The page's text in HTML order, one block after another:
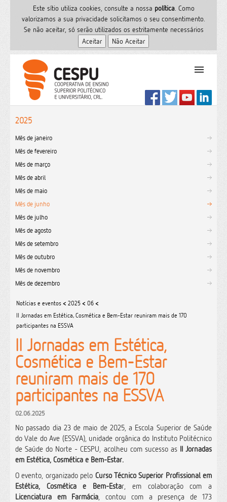
Este sítio utiliza cookies, consulte a nossa polí­tica. Como
valorizamos a sua privacidade solicitamos o seu consentimento.
Se não aceitar, só serão utilizados os estritamente necessários
PT
Início
Formação
CESPU
Sites do grupo
Utilizador
Contactos
2025
Mês de janeiro
Mês de fevereiro
Mês de março
Mês de abril
Mês de maio
Mês de junho
Mês de julho
Mês de agosto
Mês de setembro
Mês de outubro
Mês de novembro
Mês de dezembro
Notícias e eventos < 2025 < 06 <
II Jornadas em Estética, Cosmética e Bem-Estar reuniram mais de 170
participantes na ESSVA
II Jornadas em Estética,
Cosmética e Bem-Estar
reuniram mais de 170
participantes na ESSVA
02.06.2025
No passado dia 23 de maio de 2025, a Escola Superior de Saúde
do Vale do Ave (ESSVA), unidade orgânica do Instituto Politécnico
de Saúde do Norte - CESPU, acolheu com sucesso as II Jornadas
em Estética, Cosmética e Bem-Estar.
O evento, organizado pelo Curso Técnico Superior Profissional em
Estética, Cosmética e Bem-Estar, em colaboração com a
Licenciatura em Farmácia, contou com a presença de 173